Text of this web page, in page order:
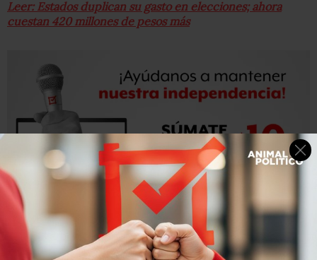
Leer: Estados duplican su gasto en elecciones; ahora
cuestan 420 millones de pesos más